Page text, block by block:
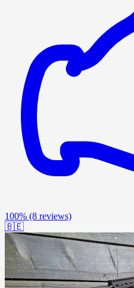
100% (8 reviews)
🇧🇪